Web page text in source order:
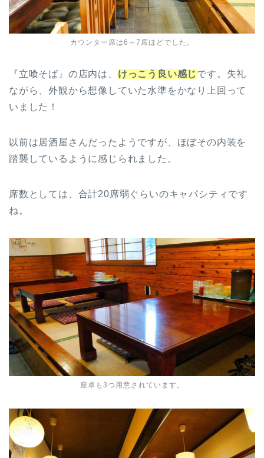
カウンター席は6～7席ほどでした。
『立喰そば』の店内は、 けっこう良い感じです。失礼
ながら、外観から想像していた水準をかなり上回って
いました！
以前は居酒屋さんだったようですが、ほぼその内装を
踏襲しているように感じられました。
席数としては、合計20席弱ぐらいのキャパシティです
ね。
座卓も3つ用意されています。